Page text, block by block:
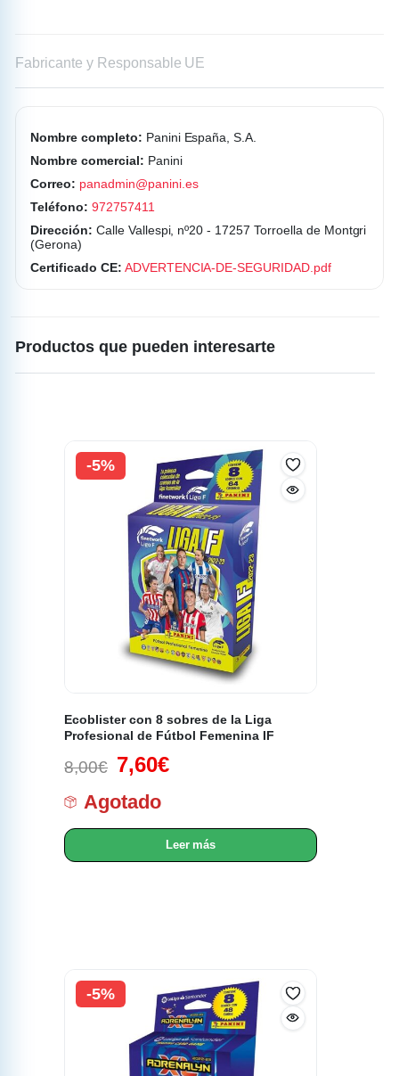
Fabricante y Responsable UE
Nombre completo: Panini España, S.A.
Nombre comercial: Panini
Correo: panadmin@panini.es
Teléfono: 972757411
Dirección: Calle Vallespi, nº20 - 17257 Torroella de Montgri
(Gerona)
Certificado CE: ADVERTENCIA-DE-SEGURIDAD.pdf
Productos que pueden interesarte
-5%
Ecoblister con 8 sobres de la Liga
Profesional de Fútbol Femenina IF
8,00€ 7,60€
Agotado
Leer más
-5%